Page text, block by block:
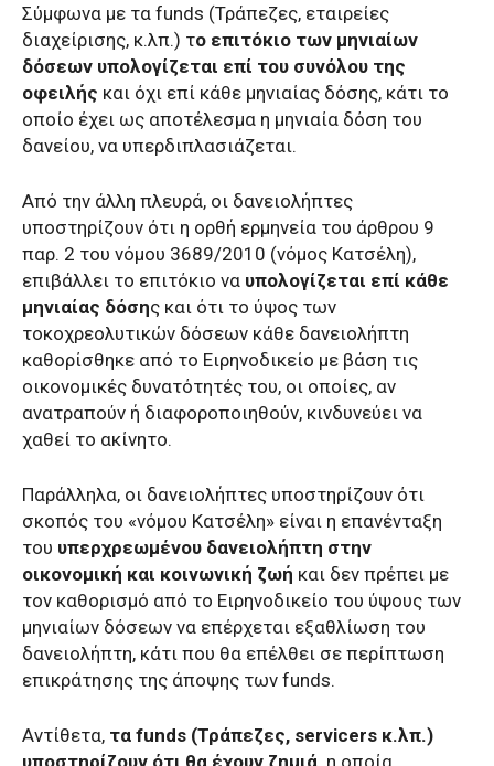
Σύμφωνα με τα funds (Τράπεζες, εταιρείες
διαχείρισης, κ.λπ.) το επιτόκιο των μηνιαίων
δόσεων υπολογίζεται επί του συνόλου της
οφειλής και όχι επί κάθε μηνιαίας δόσης, κάτι το
οποίο έχει ως αποτέλεσμα η μηνιαία δόση του
δανείου, να υπερδιπλασιάζεται.
Από την άλλη πλευρά, οι δανειολήπτες
υποστηρίζουν ότι η ορθή ερμηνεία του άρθρου 9
παρ. 2 του νόμου 3689/2010 (νόμος Κατσέλη),
επιβάλλει το επιτόκιο να υπολογίζεται επί κάθε
μηνιαίας δόσης και ότι το ύψος των
τοκοχρεολυτικών δόσεων κάθε δανειολήπτη
καθορίσθηκε από το Ειρηνοδικείο με βάση τις
οικονομικές δυνατότητές του, οι οποίες, αν
ανατραπούν ή διαφοροποιηθούν, κινδυνεύει να
χαθεί το ακίνητο.
Παράλληλα, οι δανειολήπτες υποστηρίζουν ότι
σκοπός του «νόμου Κατσέλη» είναι η επανένταξη
του υπερχρεωμένου δανειολήπτη στην
οικονομική και κοινωνική ζωή και δεν πρέπει με
τον καθορισμό από το Ειρηνοδικείο του ύψους των
μηνιαίων δόσεων να επέρχεται εξαθλίωση του
δανειολήπτη, κάτι που θα επέλθει σε περίπτωση
επικράτησης της άποψης των funds.
Αντίθετα, τα funds (Τράπεζες, servicers κ.λπ.)
υποστηρίζουν ότι θα έχουν ζημιά, η οποία